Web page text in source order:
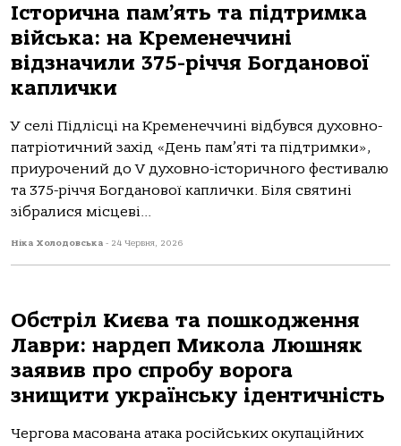
Історична пам’ять та підтримка
війська: на Кременеччині
відзначили 375-річчя Богданової
каплички
У селі Підлісці на Кременеччині відбувся духовно-
патріотичний захід «День пам’яті та підтримки»,
приурочений до V духовно-історичного фестивалю
та 375-річчя Богданової каплички. Біля святині
зібралися місцеві...
Ніка Холодовська - 24 Червня, 2026
Обстріл Києва та пошкодження
Лаври: нардеп Микола Люшняк
заявив про спробу ворога
знищити українську ідентичність
Чергова масована атака російських окупаційних